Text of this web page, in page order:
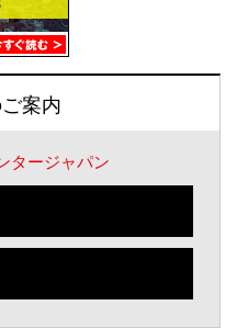
案内
タージャパン